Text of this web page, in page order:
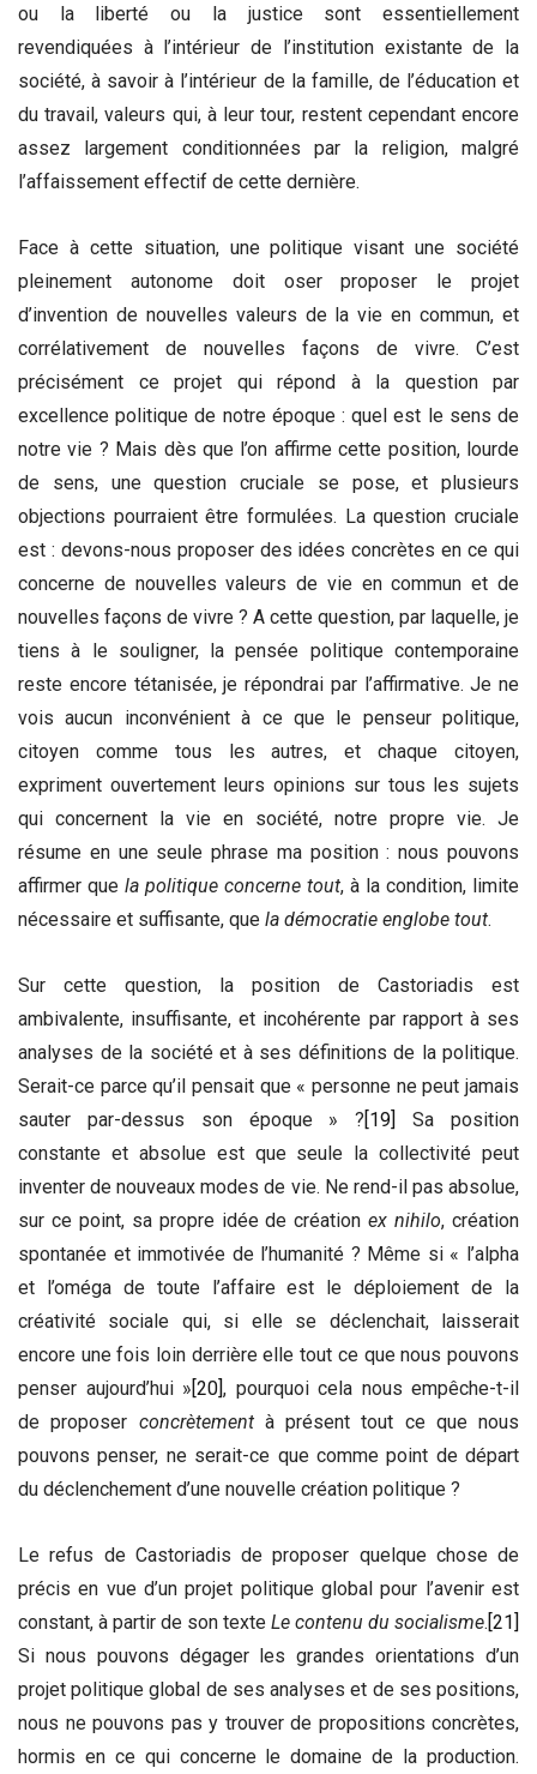
ou la liberté ou la justice sont essentiellement
revendiquées à l’intérieur de l’institution existante de la
société, à savoir à l’intérieur de la famille, de l’éducation et
du travail, valeurs qui, à leur tour, restent cependant encore
assez largement conditionnées par la religion, malgré
l’affaissement effectif de cette dernière.
Face à cette situation, une politique visant une société
pleinement autonome doit oser proposer le projet
d’invention de nouvelles valeurs de la vie en commun, et
corrélativement de nouvelles façons de vivre. C’est
précisément ce projet qui répond à la question par
excellence politique de notre époque : quel est le sens de
notre vie ? Mais dès que l’on affirme cette position, lourde
de sens, une question cruciale se pose, et plusieurs
objections pourraient être formulées. La question cruciale
est : devons-nous proposer des idées concrètes en ce qui
concerne de nouvelles valeurs de vie en commun et de
nouvelles façons de vivre ? A cette question, par laquelle, je
tiens à le souligner, la pensée politique contemporaine
reste encore tétanisée, je répondrai par l’affirmative. Je ne
vois aucun inconvénient à ce que le penseur politique,
citoyen comme tous les autres, et chaque citoyen,
expriment ouvertement leurs opinions sur tous les sujets
qui concernent la vie en société, notre propre vie. Je
résume en une seule phrase ma position : nous pouvons
affirmer que la politique concerne tout, à la condition, limite
nécessaire et suffisante, que la démocratie englobe tout.
Sur cette question, la position de Castoriadis est
ambivalente, insuffisante, et incohérente par rapport à ses
analyses de la société et à ses définitions de la politique.
Serait-ce parce qu’il pensait que « personne ne peut jamais
sauter par-dessus son époque » ? [19]
Sa position
constante et absolue est que seule la collectivité peut
inventer de nouveaux modes de vie. Ne rend-il pas absolue,
sur ce point, sa propre idée de créationex nihilo, création
spontanée et immotivée de l’humanité ? Même si « l’alpha
et l’oméga de toute l’affaire est le déploiement de la
créativité sociale qui, si elle se déclenchait, laisserait
encore une fois loin derrière elle tout ce que nous pouvons
penser aujourd’hui » [20] , pourquoi cela nous empêche-t-il
de proposer concrètementà présent tout ce que nous
pouvons penser, ne serait-ce que comme point de départ
du déclenchement d’une nouvelle création politique ?
Le refus de Castoriadis de proposer quelque chose de
précis en vue d’un projet politique global pour l’avenir est
constant, à partir de son texte Le contenu du socialisme. [21]
Si nous pouvons dégager les grandes orientations d’un
projet politique global de ses analyses et de ses positions,
nous ne pouvons pas y trouver de propositions concrètes,
hormis en ce qui concerne le domaine de la production.